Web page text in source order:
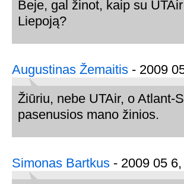
Beje, gal žinot, kaip su
Liepoją?
Augustinas Žemaitis - 2009
Žiūriu, nebe UTAir, o Atlant-
pasenusios mano žinios.
Simonas Bartkus - 2009 05